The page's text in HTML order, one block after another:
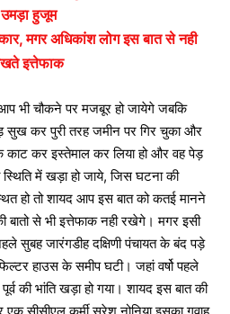
उमड़ा हुजूम
मगर अधिकांश लोग इस बात से नही
इत्तेफाक
भी चौकने पर मजबूर हो जायेगे जबकि
सुख कर पुरी तरह जमीन पर गिर चुका और
कर इस्तेमाल कर लिया हो और वह पेड़
स्थिति में खड़ा हो जाये, जिस घटना की
हो तो शायद आप इस बात को कतई मानने
बातो से भी इत्तेफाक नही रखेगे। मगर इसी
सुबह जारंगडीह दक्षिणी पंचायत के बंद पड़े
हाउस के समीप घटी। जहां वर्षो पहले
की भांति खड़ा हो गया। शायद इस बात की